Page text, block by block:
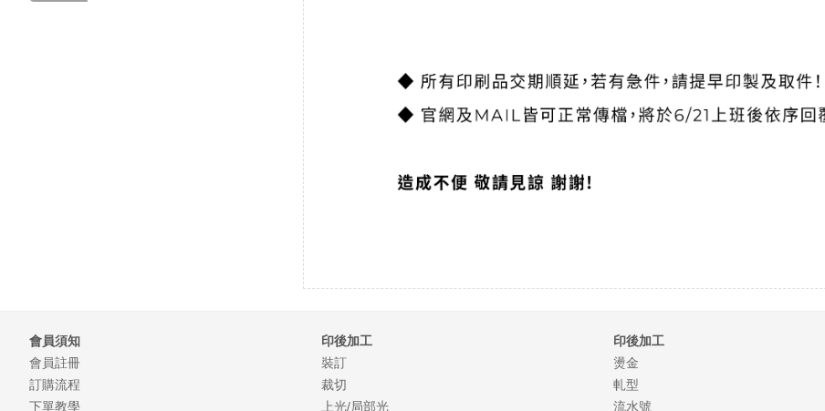
會員須知
會員註冊
訂購流程
下單教學
印後加工
裝訂
裁切
上光/局部光
印後加工
燙金
軋型
流水號